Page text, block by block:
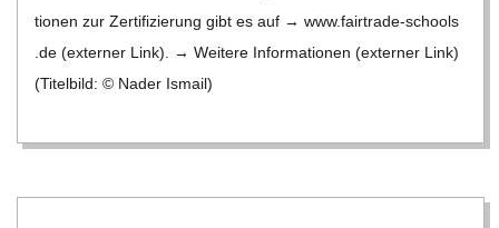
tio­nen zur Zer­ti­fi­zie­rung gibt es auf → www​.fair​trade​-schools​
.de (exter­ner Link). → Wei­tere Infor­ma­tio­nen (exter­ner Link)
(Titel­bild: © Nader Ismail)